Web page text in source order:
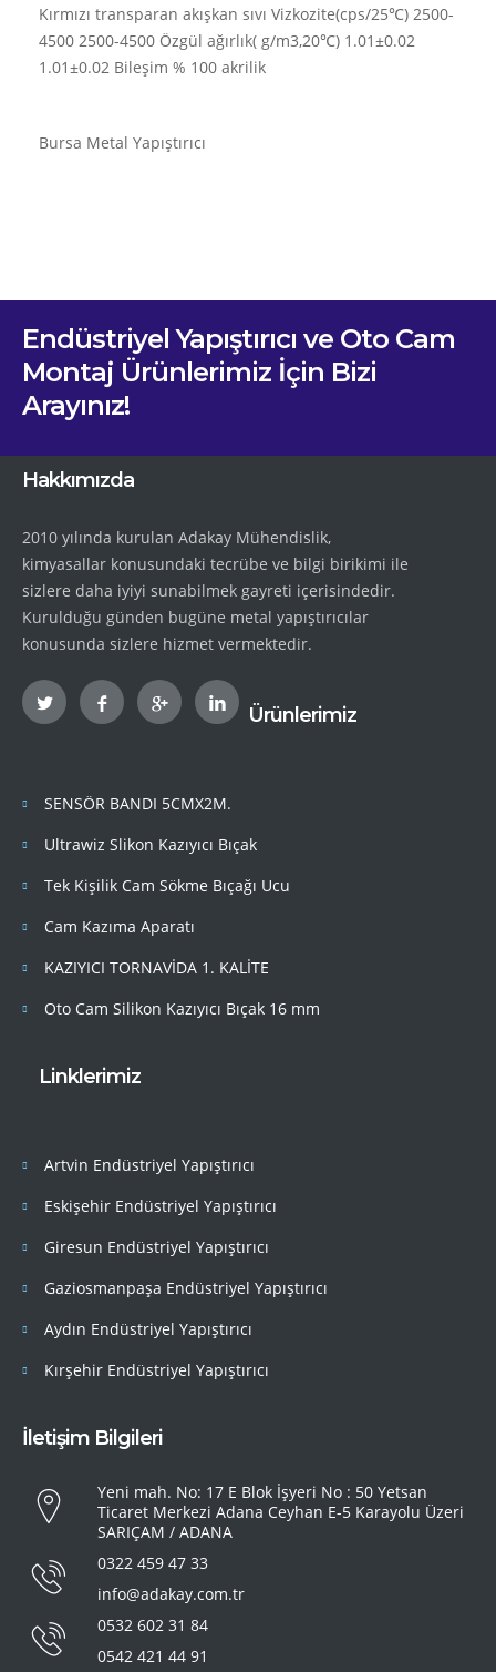
Kırmızı transparan akışkan sıvı Vizkozite(cps/25℃) 2500-
4500 2500-4500 Özgül ağırlık( g/m3,20℃) 1.01±0.02
1.01±0.02 Bileşim % 100 akrilik
Bursa Metal Yapıştırıcı
Endüstriyel Yapıştırıcı ve Oto Cam
Montaj Ürünlerimiz İçin Bizi
Arayınız!
Hakkımızda
2010 yılında kurulan Adakay Mühendislik,
kimyasallar konusundaki tecrübe ve bilgi birikimi ile
sizlere daha iyiyi sunabilmek gayreti içerisindedir.
Kurulduğu günden bugüne metal yapıştırıcılar
konusunda sizlere hizmet vermektedir.
Ürünlerimiz
SENSÖR BANDI 5CMX2M.
Ultrawiz Slikon Kazıyıcı Bıçak
Tek Kişilik Cam Sökme Bıçağı Ucu
Cam Kazıma Aparatı
KAZIYICI TORNAVİDA 1. KALİTE
Oto Cam Silikon Kazıyıcı Bıçak 16 mm
Linklerimiz
Artvin Endüstriyel Yapıştırıcı
Eskişehir Endüstriyel Yapıştırıcı
Giresun Endüstriyel Yapıştırıcı
Gaziosmanpaşa Endüstriyel Yapıştırıcı
Aydın Endüstriyel Yapıştırıcı
Kırşehir Endüstriyel Yapıştırıcı
İletişim Bilgileri
Yeni mah. No: 17 E Blok İşyeri No : 50 Yetsan
Ticaret Merkezi Adana Ceyhan E-5 Karayolu Üzeri
SARIÇAM / ADANA
0322 459 47 33
info@adakay.com.tr
0532 602 31 84
0542 421 44 91